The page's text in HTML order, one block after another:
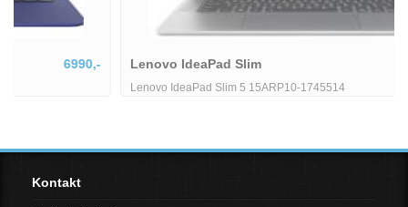
Lenovo IdeaPad Slim
Lenovo IdeaPad Slim 5 15ARP10-1745514
Kontakt